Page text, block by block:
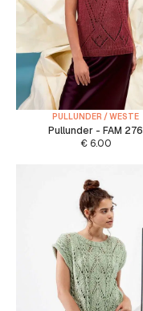
PULLUNDER / WESTE
Pullunder - FAM 276
€6.00